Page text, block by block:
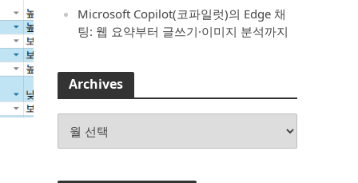
Microsoft Copilot(코파일럿)의 Edge 채
팅: 웹 요약부터 글쓰기·이미지 분석까지
Archives